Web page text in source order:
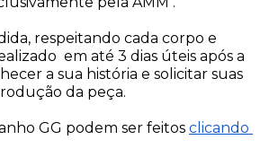
respeitando cada corpo e
em até 3 dias úteis após a
a sua história e solicitar suas
da peça.
GG podem ser feitos clicando